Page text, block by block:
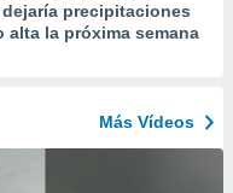
precipitaciones
alta la próxima semana
Más Vídeos